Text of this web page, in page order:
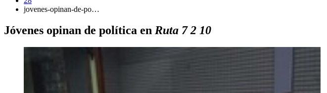
jovenes-opinan-de-po…
Jóvenes opinan de política en Ruta 7 2 10